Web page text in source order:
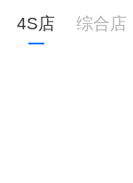
4S店 综合店